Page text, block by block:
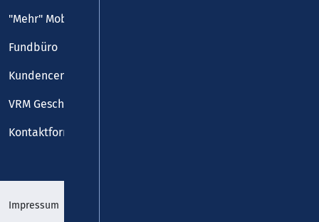
"Mehr" Mobilität
Fundbüro
Kundencenter
VRM Geschäftsstelle
Kontaktformular
Impressum